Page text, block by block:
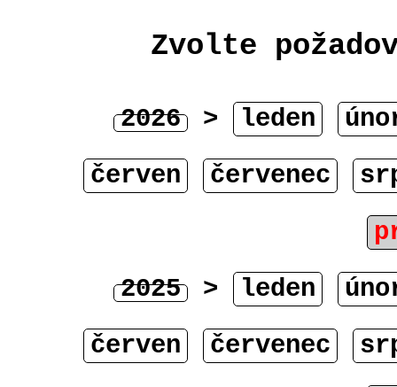
Zvolte
2026 > leden
červen
červenec
2025 > leden
červen
červenec